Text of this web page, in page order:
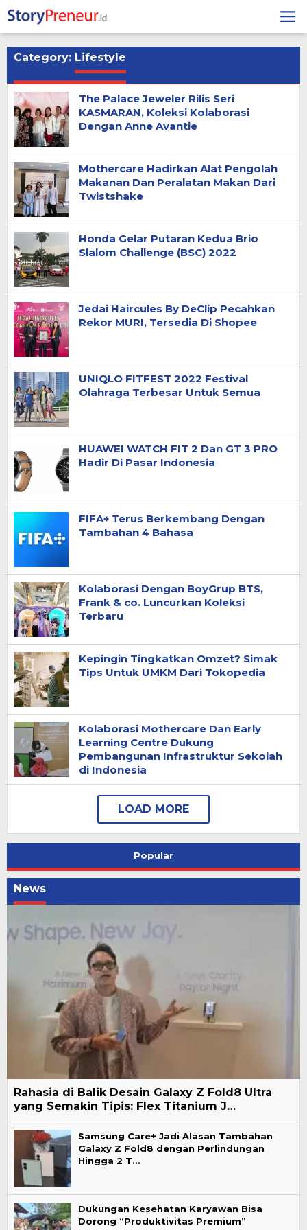
to
content
Category: Lifestyle
The Palace Jeweler Rilis Seri
KASMARAN, Koleksi Kolaborasi
Dengan Anne Avantie
Mothercare Hadirkan Alat Pengolah
Makanan Dan Peralatan Makan Dari
Twistshake
Honda Gelar Putaran Kedua Brio
Slalom Challenge (BSC) 2022
Jedai Haircules By DeClip Pecahkan
Rekor MURI, Tersedia Di Shopee
UNIQLO FITFEST 2022 Festival
Olahraga Terbesar Untuk Semua
HUAWEI WATCH FIT 2 Dan GT 3 PRO
Hadir Di Pasar Indonesia
FIFA+ Terus Berkembang Dengan
Tambahan 4 Bahasa
Kolaborasi Dengan BoyGrup BTS,
Frank & co. Luncurkan Koleksi
Terbaru
Kepingin Tingkatkan Omzet? Simak
Tips Untuk UMKM Dari Tokopedia
Kolaborasi Mothercare Dan Early
Learning Centre Dukung
Pembangunan Infrastruktur Sekolah
di Indonesia
Popular
News
Rahasia di Balik Desain Galaxy Z Fold8 Ultra
yang Semakin Tipis: Flex Titanium J…
Samsung Care+ Jadi Alasan Tambahan
Galaxy Z Fold8 dengan Perlindungan
Hingga 2 T…
Dukungan Kesehatan Karyawan Bisa
Dorong “Produktivitas Premium”